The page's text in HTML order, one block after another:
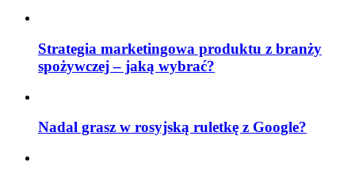
Strategia marketingowa produktu z branży
spożywczej – jaką wybrać?
Nadal grasz w rosyjską ruletkę z Google?